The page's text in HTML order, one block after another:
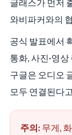
글래스가 먼저
와비파커와의
공식 발표에서
통화, 사진·영
구글은 오디오
모두 연결된다
주의: 무게,